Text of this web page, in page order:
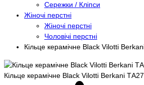
Сережки / Кліпси
Жіночі перстні
Жіночі перстні
Чоловічі перстні
Кільце керамічне Black Vilotti
Кільце керамічне Black Vilotti Berkani